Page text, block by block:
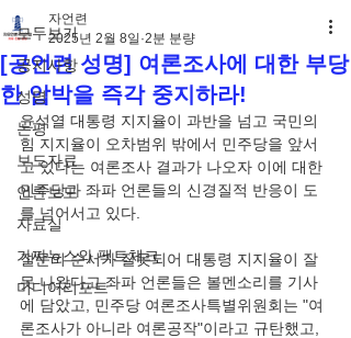
모두보기
공지사항
성명
논평
보도자료
언론보도
자료실
가짜뉴스와 팩트체크
미디어리포트
[공언련 성명] 여론조사에 대한 부당
한 압박을 즉각 중지하라!
자언련
2025년 2월 8일 2분 분량
윤석열 대통령 지지율이 과반을 넘고 국민의
힘 지지율이 오차범위 밖에서 민주당을 앞서
고 있다는 여론조사 결과가 나오자 이에 대한
민주당과 좌파 언론들의 신경질적 반응이 도
를 넘어서고 있다.
질문의 순서가 잘못되어 대통령 지지율이 잘
못 나왔다고 좌파 언론들은 볼멘소리를 기사
에 담았고, 민주당 여론조사특별위원회는 "여
론조사가 아니라 여론공작"이라고 규탄했고,